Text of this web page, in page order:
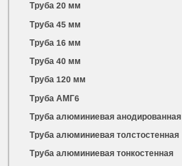
Труба 20 мм
Труба 45 мм
Труба 16 мм
Труба 40 мм
Труба 120 мм
Труба АМГ6
Труба алюминиевая анодированная
Труба алюминиевая толстостенная
Труба алюминиевая тонкостенная